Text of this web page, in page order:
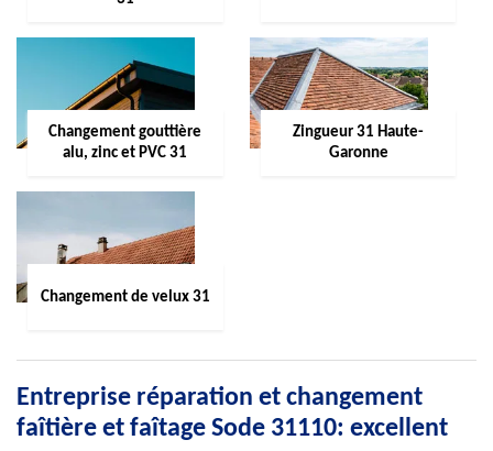
Changement gouttière
alu, zinc et PVC 31
Zingueur 31 Haute-
Garonne
Changement de velux 31
Entreprise réparation et changement
faîtière et faîtage Sode 31110: excellent